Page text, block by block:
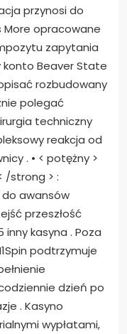
przynosi do
More opracowane
zapytania
Beaver State
rozbudowany
polegać
techniczny
reakcja od
. • < potężny >
/strong > :
awansów
przeszłość
kasyna . Poza
podtrzymuje
dzień po
. Kasyno
wypłatami,